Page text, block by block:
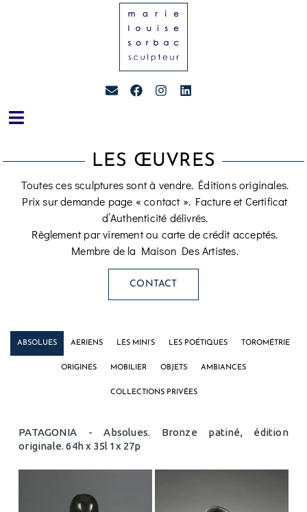
LES ŒUVRES
Toutes ces sculptures sont à vendre. Éditions originales.
Prix sur demande page « contact ». Facture et Certificat
d’Authenticité délivrés.
Règlement par virement ou carte de crédit acceptés.
Membre de la Maison Des Artistes.
CONTACT
ABSOLUES AERIENS LES MINI’S LES POÉTIQUES TOROMÉTRIE
ORIGINES MOBILIER OBJETS AMBIANCES
COLLECTIONS PRIVÉES
PATAGONIA - Absolues. Bronze patiné, édition
originale. 64h x 35l 1x 27p